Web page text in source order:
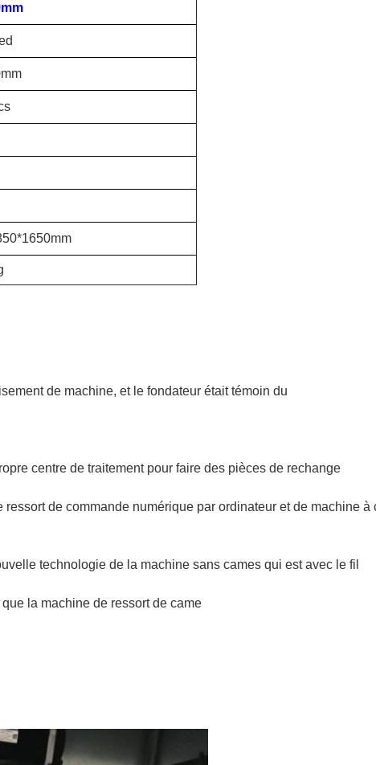
de machine, et le fondateur était témoin du
centre de traitement pour faire des pièces de rechange
de commande numérique par ordinateur et de machine à
technologie de la machine sans cames qui est avec le fil
la machine de ressort de came